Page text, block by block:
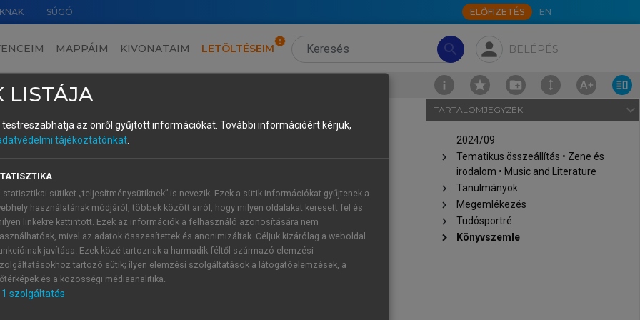
SÚGÓ ELŐFIZETÉS EN
search person BELÉPÉS
MAPPÁIM KIVONATAIM LETÖLTÉSEIM
Neumann János válogatott írásai
•Világhírű magyar tudósok állambiztonsági
Thuan:Távoli világok
TARTALOMJEGYZÉK navigate_next
2024/09
chevron_right
Tematikus összeállítás • Zene és
irodalom • Music and Literature
chevron_right Tanulmányok
chevron_right Megemlékezés
chevron_right Tudósportré
chevron_right Könyvszemle
LISTÁJA
testreszabhatja az önről gyűjtött információkat. További információért kérjük,
tájékoztatónkat.
statisztikai sütiket „teljesítménysütiknek” is nevezik. Ezek a sütik információkat gyűjtenek a
használatának módjáról, többek között arról, hogy milyen oldalakat keresett fel és
linkekre kattintott. Ezek az információk a felhasználó azonosítására nem
mivel az adatok összesítettek és anonimizáltak. Céljuk kizárólag a weboldal
javítása. Ezek közé tartoznak a harmadik féltől származó elemzési
tartozó sütik; ilyen elemzési szolgáltatások a látogatóelemzések, a
és a közösségi médiaanalitika.
1 szolgáltatás